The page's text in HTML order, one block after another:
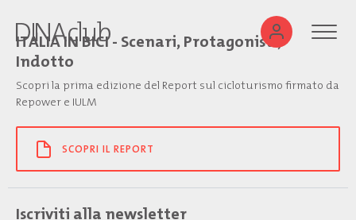
ITALIA IN BICI - Scenari, Protagonisti,
Indotto
Scopri la prima edizione del Report sul cicloturismo firmato da
Repower e IULM
SCOPRI IL REPORT
Iscriviti alla newsletter